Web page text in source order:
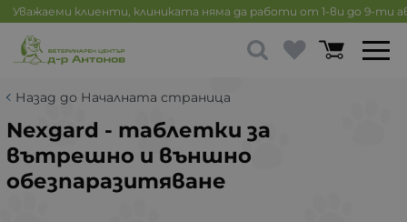
Уважаеми клиенти, клиниката няма да работи от 1-ви до 9-ти
Назад до Началната страница
Nexgard - таблетки за
вътрешно и външно
обезпаразитяване